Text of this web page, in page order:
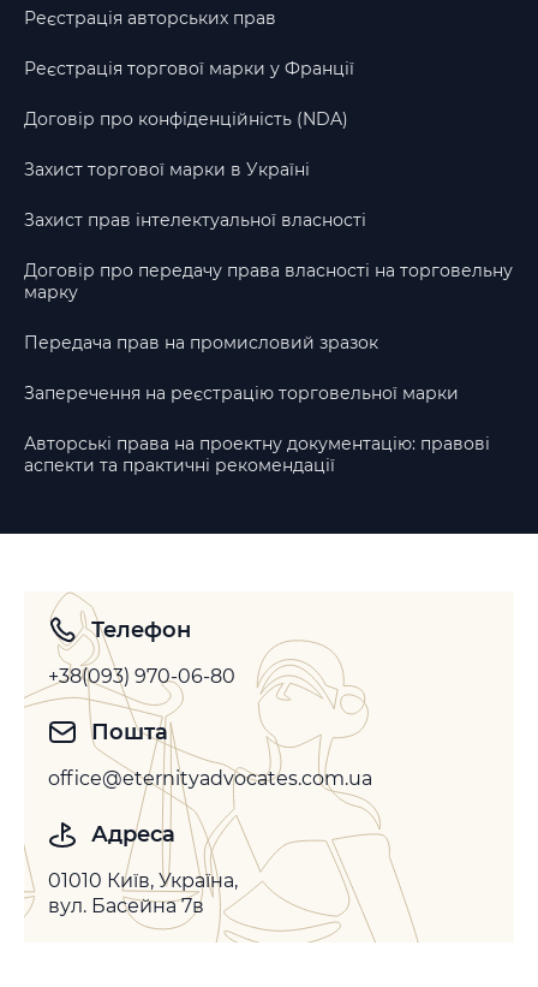
Реєстрація авторських прав
Реєстрація торгової марки у Франції
Договір про конфіденційність (NDA)
Захист торгової марки в Україні
Захист прав інтелектуальної власності
Договір про передачу права власності на торговельну
марку
Передача прав на промисловий зразок
Заперечення на реєстрацію торговельної марки
Авторські права на проектну документацію: правові
аспекти та практичні рекомендації
Телефон
+38(093) 970-06-80
Пошта
office@eternityadvocates.com.ua
Адреса
01010 Київ, Україна,
вул. Басейна 7в